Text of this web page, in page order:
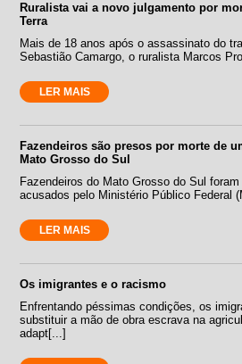
Ruralista vai a novo julgamento por
Terra
Mais de 18 anos após o assassinato do
Sebastião Camargo, o ruralista Marcos
LER MAIS
Fazendeiros são presos por morte de
Mato Grosso do Sul
Fazendeiros do Mato Grosso do Sul
acusados pelo Ministério Público Federal
LER MAIS
Os imigrantes e o racismo
Enfrentando péssimas condições, os
substituir a mão de obra escrava na
adapt[...]